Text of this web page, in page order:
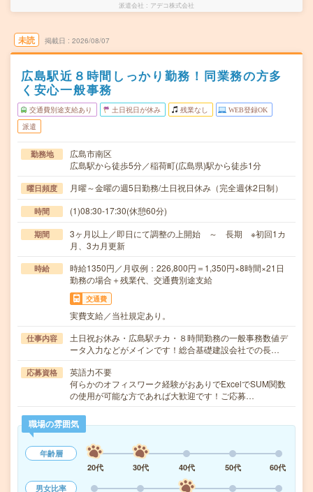
派遣会社 アデコ株式会社
未読 掲載日 2026/08/07
広島駅近８時間しっかり勤務！同業務の方多
く安心一般事務
交通費別途支給あり 土日祝日が休み 残業なし WEB登録OK
派遣
勤務地
広島市南区
広島駅から徒歩5分／稲荷町(広島県)駅から徒歩1分
曜日頻度 月曜～金曜の週5日勤務/土日祝日休み（完全週休2日制）
時間 (1)08:30-17:30(休憩60分)
期間
3ヶ月以上／即日にて調整の上開始 ～ 長期 ※初回1カ
月、3カ月更新
時給
時給1350円／月収例：226,800円＝1,350円×8時間×21日
勤務の場合＋残業代、交通費別途支給
交通費
実費支給／当社規定あり。
仕事内容
土日祝お休み・広島駅チカ・８時間勤務の一般事務数値デ
ータ入力などがメインです！総合基礎建設会社での長…
応募資格
英語力不要
何らかのオフィスワーク経験がおありでExcelでSUM関数
の使用が可能な方であれば大歓迎です！ご応募…
職場の雰囲気
年齢層
20代
30代 40代 50代
60代
男女比率